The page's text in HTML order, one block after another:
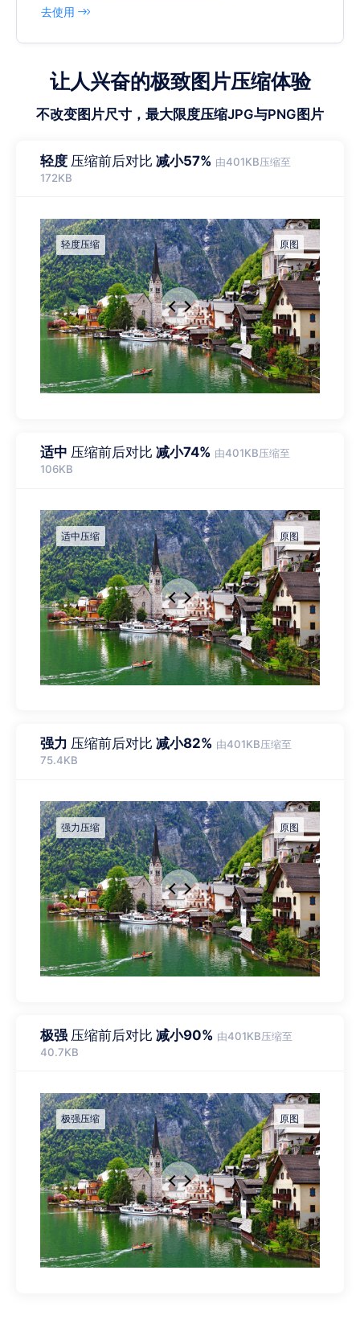
去使用
让人兴奋的极致图片压缩体验
不改变图片尺寸，最大限度压缩JPG与PNG图片
轻度 压缩前后对比 减小57% 由401KB压缩至
172KB
适中 压缩前后对比 减小74% 由401KB压缩至
106KB
强力 压缩前后对比 减小82% 由401KB压缩至
75.4KB
极强 压缩前后对比 减小90% 由401KB压缩至
40.7KB